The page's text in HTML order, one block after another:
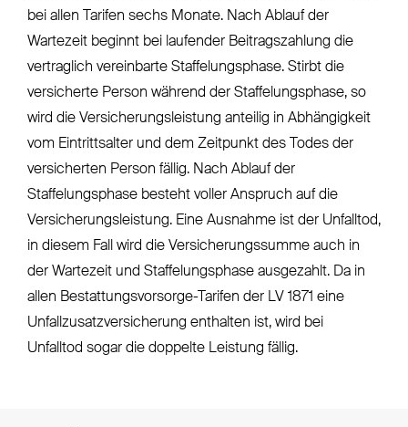
bei allen Tarifen sechs Monate. Nach Ablauf der
Wartezeit beginnt bei laufender Beitragszahlung die
vertraglich vereinbarte Staffelungsphase. Stirbt die
versicherte Person während der Staffelungsphase, so
wird die Versicherungsleistung anteilig in Abhängigkeit
vom Eintrittsalter und dem Zeitpunkt des Todes der
versicherten Person fällig. Nach Ablauf der
Staffelungsphase besteht voller Anspruch auf die
Versicherungsleistung. Eine Ausnahme ist der Unfalltod,
in diesem Fall wird die Versicherungssumme auch in
der Wartezeit und Staffelungsphase ausgezahlt. Da in
allen Bestattungsvorsorge-Tarifen der LV 1871 eine
Unfallzusatzversicherung enthalten ist, wird bei
Unfalltod sogar die doppelte Leistung fällig.